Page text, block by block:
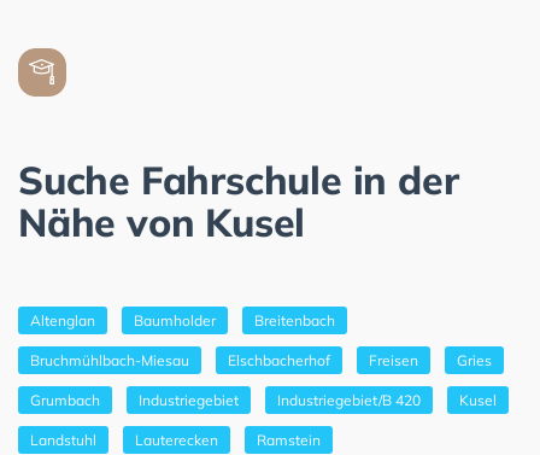
Suche Fahrschule in der
Nähe von Kusel
Altenglan Baumholder Breitenbach
Bruchmühlbach-Miesau Elschbacherhof Freisen Gries
Grumbach Industriegebiet Industriegebiet/B 420 Kusel
Landstuhl Lauterecken Ramstein